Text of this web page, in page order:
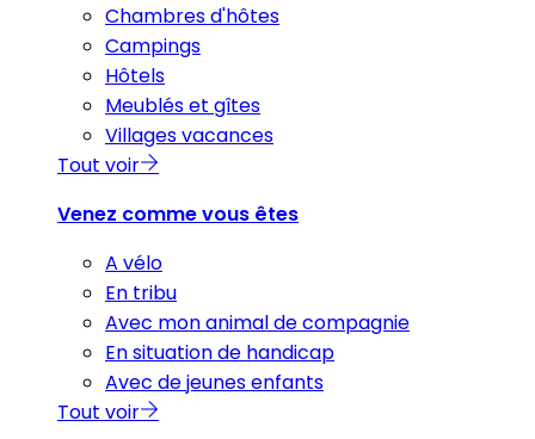
Chambres d'hôtes
Campings
Hôtels
Meublés et gîtes
Villages vacances
Tout voir
Venez comme vous êtes
A vélo
En tribu
Avec mon animal de compagnie
En situation de handicap
Avec de jeunes enfants
Tout voir